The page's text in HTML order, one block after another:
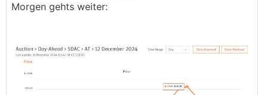
Morgen gehts weiter: